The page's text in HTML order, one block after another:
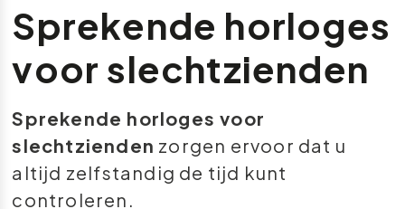
Sprekende horloges
voor slechtzienden
Sprekende horloges voor
slechtzienden zorgen ervoor dat u
altijd zelfstandig de tijd kunt
controleren.